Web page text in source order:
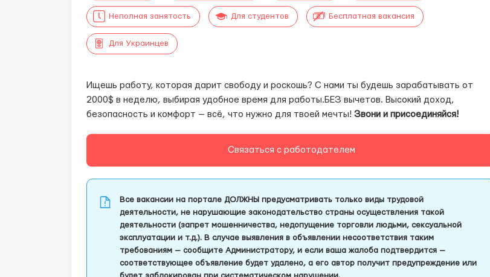
Неполная занятость Для студентов Бесплатная вакансия
Для Украинцев
Ищешь работу, которая дарит свободу и роскошь? С нами ты будешь зарабатывать от
2000$ в неделю, выбирая удобное время для работы.БЕЗ вычетов. Высокий доход,
безопасность и комфорт — всё, что нужно для твоей мечты! Звони и присоединяйся!
Связаться с работодателем
Все вакансии на портале ДОЛЖНЫ предусматривать только виды трудовой
деятельности, не нарушающие законодательство страны осуществления такой
деятельности (запрет мошенничества, недопущение торговли людьми, сексуальной
эксплуатации и т.д.). В случае выявления в объявлении несоответствия таким
требованиям — сообщите Администратору, и если ваша жалоба подтвердится —
соответствующее объявление будет удалено, а его автор получит предупреждение или